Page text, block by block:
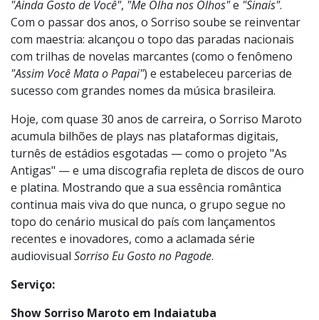
Nos anos 2000, o quinteto — formado por Bruno, Cris
Oliveira, Sérgio Jr., Fred Araújo e Vinícius Augusto —
emplacou uma sequência impressionante de hits, como
"Ainda Gosto de Você","Me Olha nos Olhos"e"Sinais".
Com o passar dos anos, o Sorriso soube se reinventar
com maestria: alcançou o topo das paradas nacionais
com trilhas de novelas marcantes (como o fenômeno
"Assim Você Mata o Papai"
) e estabeleceu parcerias de
sucesso com grandes nomes da música brasileira.
Hoje, com quase 30 anos de carreira, o Sorriso Maroto
acumula bilhões de plays nas plataformas digitais,
turnês de estádios esgotadas — como o projeto "As
Antigas" — e uma discografia repleta de discos de ouro
e platina. Mostrando que a sua essência romântica
continua mais viva do que nunca, o grupo segue no
topo do cenário musical do país com lançamentos
recentes e inovadores, como a aclamada série
audiovisualSorriso Eu Gosto no Pagode.